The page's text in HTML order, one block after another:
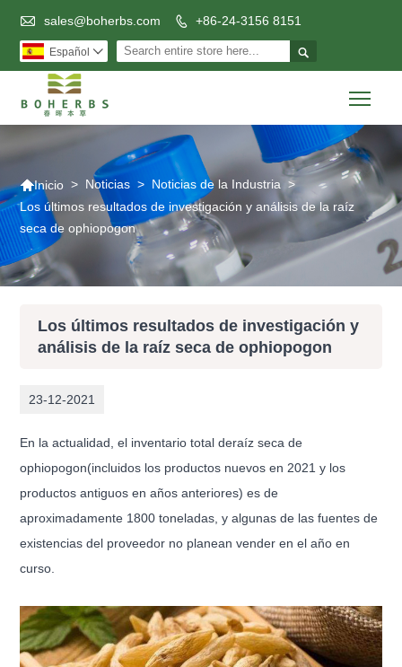
 sales@boherbs.com  +86-24-3156 8151

Español 
Inicio > Noticias > Noticias de la Industria >
Los últimos resultados de investigación y análisis de la raíz
seca de ophiopogon
Los últimos resultados de investigación y
análisis de la raíz seca de ophiopogon
23-12-2021
En la actualidad, el inventario total deraíz seca de
ophiopogon(incluidos los productos nuevos en 2021 y los
productos antiguos en años anteriores) es de
aproximadamente 1800 toneladas, y algunas de las fuentes de
existencias del proveedor no planean vender en el año en
curso.